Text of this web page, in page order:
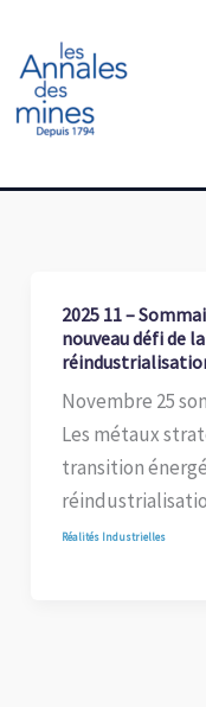
contenu
2025 11 –
nouveau défi de
Novembre 25
Les métaux
transition
Réalités Industrielles